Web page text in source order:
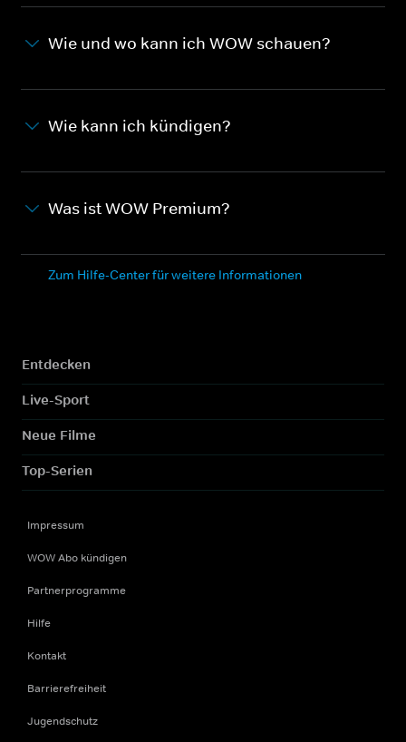
Wie und wo kann ich WOW schauen?
Wie kann ich kündigen?
Was ist WOW Premium?
Zum Hilfe-Center für weitere Informationen
Entdecken
Live-Sport
Neue Filme
Top-Serien
Impressum
WOW Abo kündigen
Partnerprogramme
Hilfe
Kontakt
Barrierefreiheit
Jugendschutz